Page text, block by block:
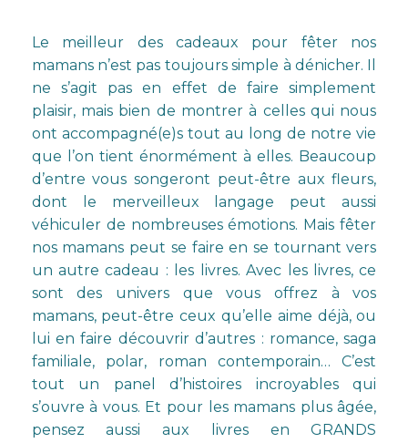
Le meilleur des cadeaux pour fêter nos
mamans n’est pas toujours simple à dénicher. Il
ne s’agit pas en effet de faire simplement
plaisir, mais bien de montrer à celles qui nous
ont accompagné(e)s tout au long de notre vie
que l’on tient énormément à elles. Beaucoup
d’entre vous songeront peut-être aux fleurs,
dont le merveilleux langage peut aussi
véhiculer de nombreuses émotions. Mais fêter
nos mamans peut se faire en se tournant vers
un autre cadeau : les livres. Avec les livres, ce
sont des univers que vous offrez à vos
mamans, peut-être ceux qu’elle aime déjà, ou
lui en faire découvrir d’autres : romance, saga
familiale, polar, roman contemporain… C’est
tout un panel d’histoires incroyables qui
s’ouvre à vous. Et pour les mamans plus âgée,
pensez aussi aux
livres en GRANDS